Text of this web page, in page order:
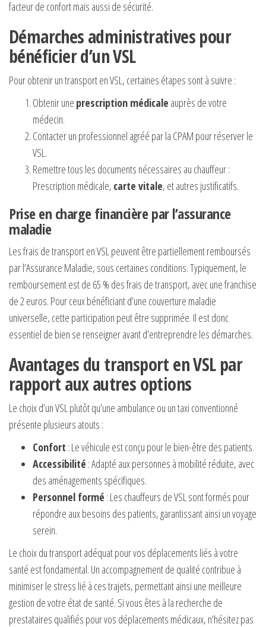
facteur de confort mais aussi de sécurité.
Démarches administratives pour
bénéficier d’un VSL
Pour obtenir un transport en VSL, certaines étapes sont à suivre :
Obtenir une prescription médicale auprès de votre
médecin.
Contacter un professionnel agréé par la CPAM pour réserver le
VSL.
Remettre tous les documents nécessaires au chauffeur :
Prescription médicale, carte vitale, et autres justificatifs.
Prise en charge financière par l’assurance
maladie
Les frais de transport en VSL peuvent être partiellement remboursés
par l’Assurance Maladie, sous certaines conditions. Typiquement, le
remboursement est de 65 % des frais de transport, avec une franchise
de 2 euros. Pour ceux bénéficiant d’une couverture maladie
universelle, cette participation peut être supprimée. Il est donc
essentiel de bien se renseigner avant d’entreprendre les démarches.
Avantages du transport en VSL par
rapport aux autres options
Le choix d’un VSL plutôt qu’une ambulance ou un taxi conventionné
présente plusieurs atouts :
Confort : Le véhicule est conçu pour le bien-être des patients.
Accessibilité : Adapté aux personnes à mobilité réduite, avec
des aménagements spécifiques.
Personnel formé : Les chauffeurs de VSL sont formés pour
répondre aux besoins des patients, garantissant ainsi un voyage
serein.
Le choix du transport adéquat pour vos déplacements liés à votre
santé est fondamental. Un accompagnement de qualité contribue à
minimiser le stress lié à ces trajets, permettant ainsi une meilleure
gestion de votre état de santé. Si vous êtes à la recherche de
prestataires qualifiés pour vos déplacements médicaux, n’hésitez pas